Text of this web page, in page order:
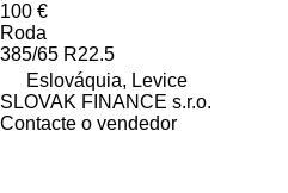
100 €
Roda
385/65 R22.5
Eslováquia, Levice
SLOVAK FINANCE s.r.o.
Contacte o vendedor